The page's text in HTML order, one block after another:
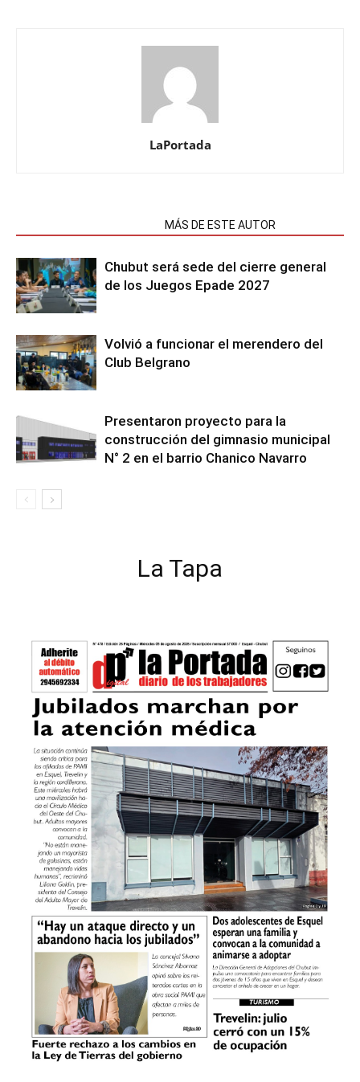
LaPortada
MÁS DE ESTE AUTOR
Chubut será sede del cierre general
de los Juegos Epade 2027
Volvió a funcionar el merendero del
Club Belgrano
Presentaron proyecto para la
construcción del gimnasio municipal
N° 2 en el barrio Chanico Navarro
La Tapa